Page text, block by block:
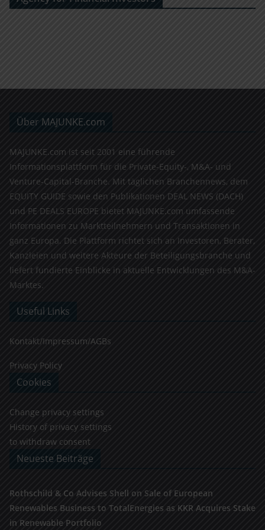
Über MAJUNKE.com
MAJUNKE.com ist seit 2001 eine führende
Informationsplattform für die Private-Equity-, M&A- und
Venture-Capital-Branche. Mit täglichen Branchennews, dem
EQUITY GUIDE sowie den Publikationen DEAL NEWS (DACH)
und PE DEALS EUROPE bietet MAJUNKE.com umfassende
Informationen zu Marktteilnehmern und Transaktionen in
ganz Europa. Die Plattform richtet sich an Investoren, Berater,
Kanzleien und weitere Akteure der Beteiligungsbranche und
liefert fundierte Einblicke in aktuelle Entwicklungen des M&A-
Marktes.
Useful Links
Kontakt/Impressum/AGBs
Privacy Policy
Cookies
Change privacy settings
History of privacy settings
to withdraw consent
Neueste Beiträge
Rothschild & Co Advises Shell on Sale of European
Renewables Business to TotalEnergies as KKR Acquires Stake
in Renewable Portfolio